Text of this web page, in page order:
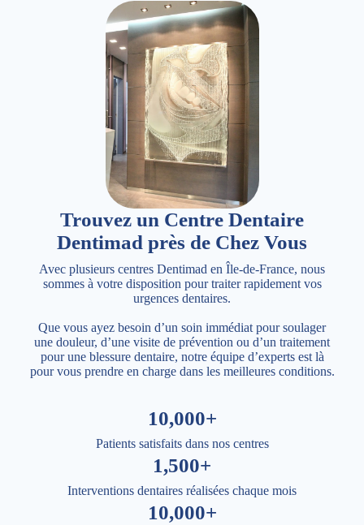
Trouvez un Centre Dentaire
Dentimad près de Chez Vous
Avec plusieurs centres Dentimad en Île-de-France, nous
sommes à votre disposition pour traiter rapidement vos
urgences dentaires.
Que vous ayez besoin d’un soin immédiat pour soulager
une douleur, d’une visite de prévention ou d’un traitement
pour une blessure dentaire, notre équipe d’experts est là
pour vous prendre en charge dans les meilleures conditions.
10,000+
Patients satisfaits dans nos centres
1,500+
Interventions dentaires réalisées chaque mois
10,000+